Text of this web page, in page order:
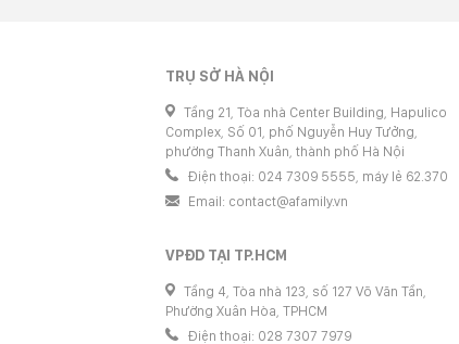
TRỤ SỞ HÀ NỘI
Tầng 21, Tòa nhà Center Building, Hapulico
Complex, Số 01, phố Nguyễn Huy Tưởng,
phường Thanh Xuân, thành phố Hà Nội
Điện thoại: 024 7309 5555, máy lẻ 62.370
Email: contact@afamily.vn
VPĐD TẠI TP.HCM
Tầng 4, Tòa nhà 123, số 127 Võ Văn Tần,
Phường Xuân Hòa, TPHCM
Điện thoại: 028 7307 7979